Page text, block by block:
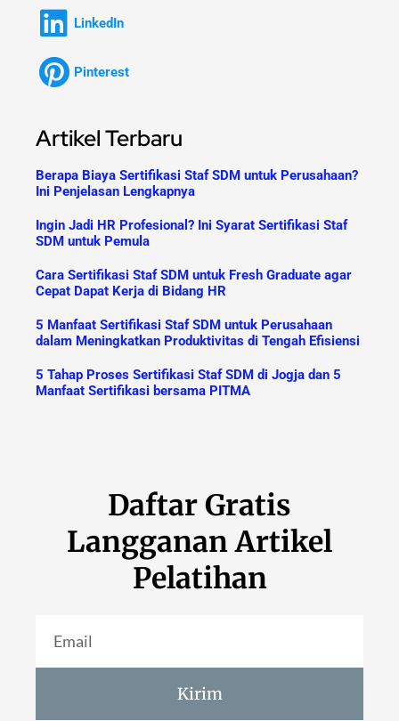
LinkedIn
Pinterest
Artikel Terbaru
Berapa Biaya Sertifikasi Staf SDM untuk Perusahaan?
Ini Penjelasan Lengkapnya
Ingin Jadi HR Profesional? Ini Syarat Sertifikasi Staf
SDM untuk Pemula
Cara Sertifikasi Staf SDM untuk Fresh Graduate agar
Cepat Dapat Kerja di Bidang HR
5 Manfaat Sertifikasi Staf SDM untuk Perusahaan
dalam Meningkatkan Produktivitas di Tengah Efisiensi
5 Tahap Proses Sertifikasi Staf SDM di Jogja dan 5
Manfaat Sertifikasi bersama PITMA
Daftar Gratis
Langganan Artikel
Pelatihan
Kirim